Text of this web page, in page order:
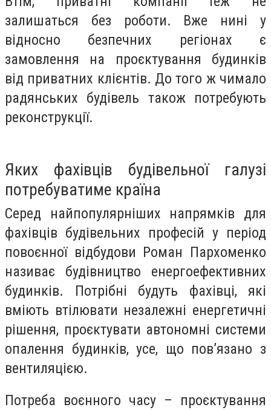
залишаться без роботи. Вже нині у
відносно безпечних регіонах є
замовлення на проєктування будинків
від приватних клієнтів. До того ж чимало
радянських будівель також потребують
реконструкції.
Яких фахівців будівельної галузі
потребуватиме країна
Серед найпопулярніших напрямків для
фахівців будівельних професій у період
повоєнної відбудови Роман Пархоменко
називає будівництво енергоефективних
будинків. Потрібні будуть фахівці, які
вміють втілювати незалежні енергетичні
рішення, проєктувати автономні системи
опалення будинків, усе, що пов’язано з
вентиляцією.
Потреба воєнного часу – проєктування